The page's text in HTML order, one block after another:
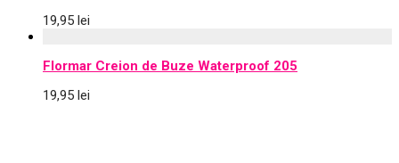
19,95 lei
Flormar Creion de Buze Waterproof 205
19,95 lei